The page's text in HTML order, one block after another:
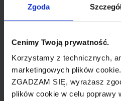
Zgoda
Cenimy Twoją prywatność.
Korzystamy z technicznych,
marketingowych plików
ZGADZAM SIĘ, wyrażasz
plików cookie w celu poprawy
AeroGal (hiszpański
Galápagos S.A.) jest linią